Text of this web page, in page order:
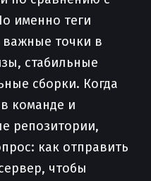
именно теги
точки в
стабильные
сборки. Когда
команде и
репозитории,
как отправить
чтобы